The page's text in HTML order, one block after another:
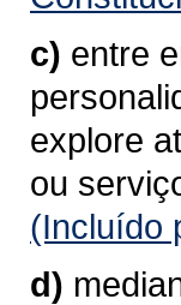
c) entre
explore
ou
(Incluído
d)